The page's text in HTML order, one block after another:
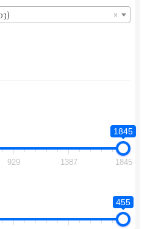
×
1845
929 1387 1845
455